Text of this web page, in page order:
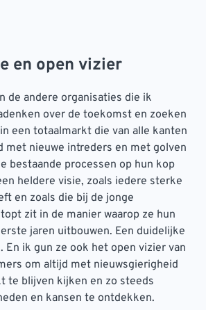
en open vizier
de andere organisaties die ik
over de toekomst en zoeken
een totaalmarkt die van alle kanten
met nieuwe intreders en met golven
bestaande processen op hun kop
heldere visie, zoals iedere sterke
en zoals die bij de jonge
zit in de manier waarop ze hun
jaren uitbouwen. Een duidelijke
En ik gun ze ook het open vizier van
om altijd met nieuwsgierigheid
te blijven kijken en zo steeds
en kansen te ontdekken.